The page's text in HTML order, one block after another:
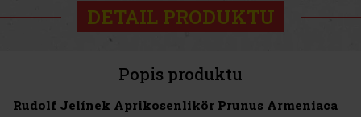
DETAIL PRODUKTU
Popis produktu
Rudolf Jelínek Aprikosenlikör Prunus Armeniaca